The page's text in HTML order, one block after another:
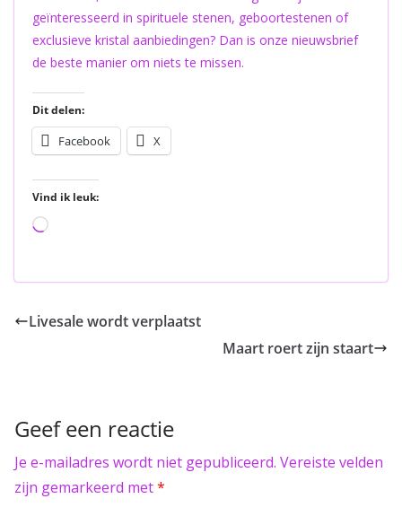
geïnteresseerd in spirituele stenen, geboortestenen of
exclusieve kristal aanbiedingen? Dan is onze nieuwsbrief
de beste manier om niets te missen.
Dit delen:
Facebook X
Vind ik leuk:
Aan
Livesale wordt verplaatst
Maart roert zijn staart
Geef een reactie
Je e-mailadres wordt niet gepubliceerd. Vereiste velden
zijn gemarkeerd met*